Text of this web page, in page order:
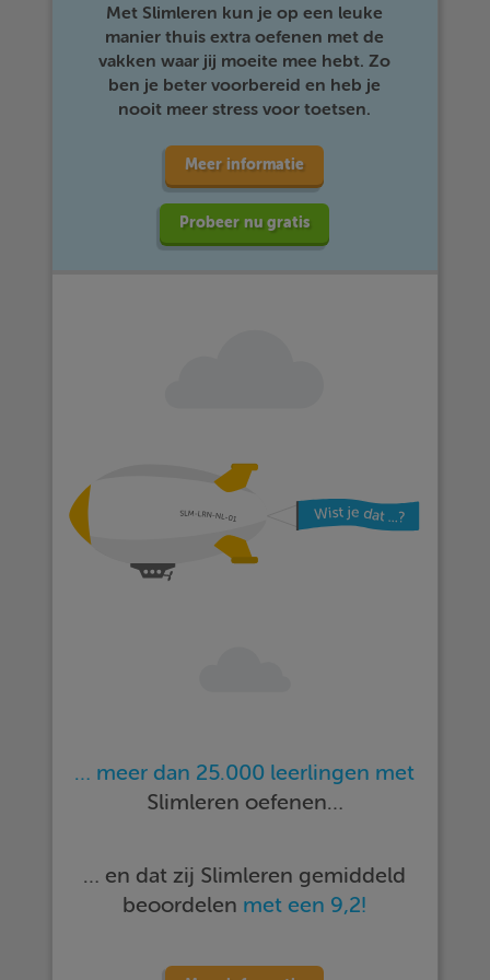
Met Slimleren kun je op een leuke
manier thuis extra oefenen met de
vakken waar jij moeite mee hebt. Zo
ben je beter voorbereid en heb je
nooit meer stress voor toetsen.
Meer informatie
Probeer nu gratis
… meer dan 25.000 leerlingen met
Slimleren oefenen…
… en dat zij Slimleren gemiddeld
beoordelen met een 9,2!